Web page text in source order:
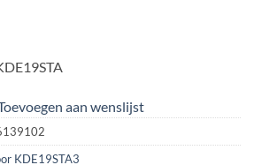
aan wenslijst
KDE19STA3